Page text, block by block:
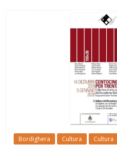
Bordighera Cultura Cultura